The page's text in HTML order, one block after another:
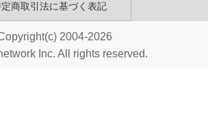
商取引法に基づく表記
2004-2026
Inc. All rights reserved.